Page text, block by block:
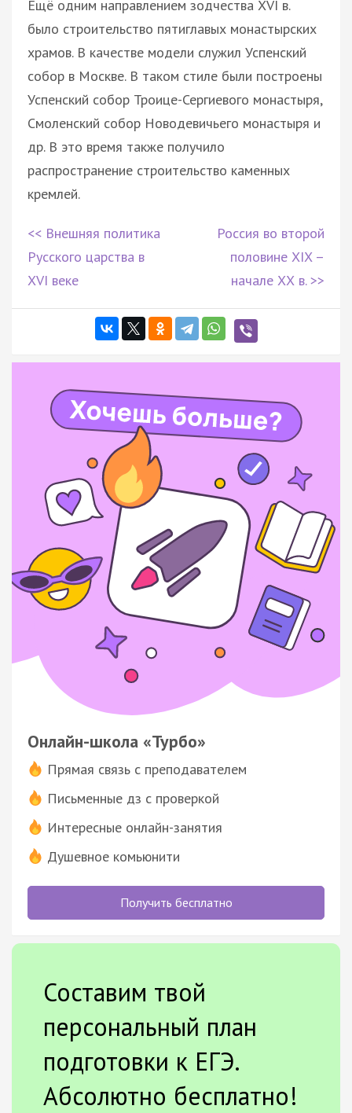
Ещё одним направлением зодчества XVI в.
было строительство пятиглавых монастырских
храмов. В качестве модели служил Успенский
собор в Москве. В таком стиле были построены
Успенский собор Троице-Сергиевого монастыря,
Смоленский собор Новодевичьего монастыря и
др. В это время также получило
распространение строительство каменных
кремлей.
<< Внешняя политика
Русского царства в
XVI веке
Россия во второй
половине XIX –
начале ХХ в. >>
Онлайн-школа «Турбо»
Прямая связь с преподавателем
Письменные дз с проверкой
Интересные онлайн-занятия
Душевное комьюнити
Получить бесплатно
Составим твой
персональный план
подготовки к ЕГЭ.
Абсолютно бесплатно!